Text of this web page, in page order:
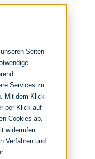
Seiten
Services zu
Mit dem Klick
per Klick auf
Cookies ab.
widerrufen.
Verfahren und